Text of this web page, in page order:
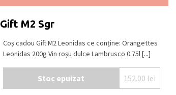
Gift M2 Sgr
Coș cadou Gift M2 Leonidas ce conține: Orangettes
Leonidas 200g Vin roșu dulce Lambrusco 0.75l [...]
Stoc epuizat 152.00 lei